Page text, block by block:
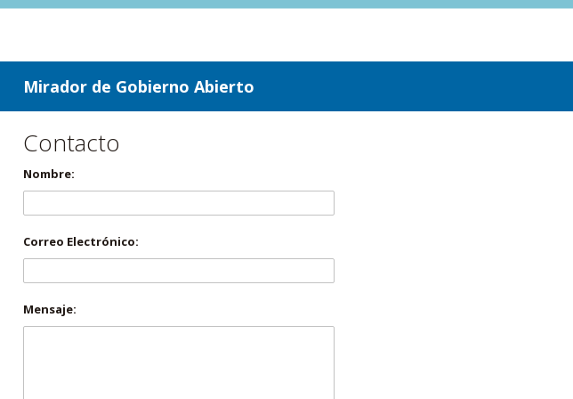
ir a contenido
ir al menú
Mirador de Gobierno Abierto
Contacto
Nombre:
Correo Electrónico:
Mensaje: